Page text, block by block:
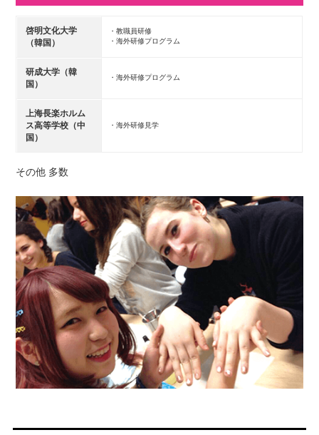
啓明文化大学
（韓国）
・教職員研修
・海外研修プログラム
研成大学（韓
国）
・海外研修プログラム
上海長楽ホルム
ス高等学校（中
国）
・海外研修見学
その他 多数